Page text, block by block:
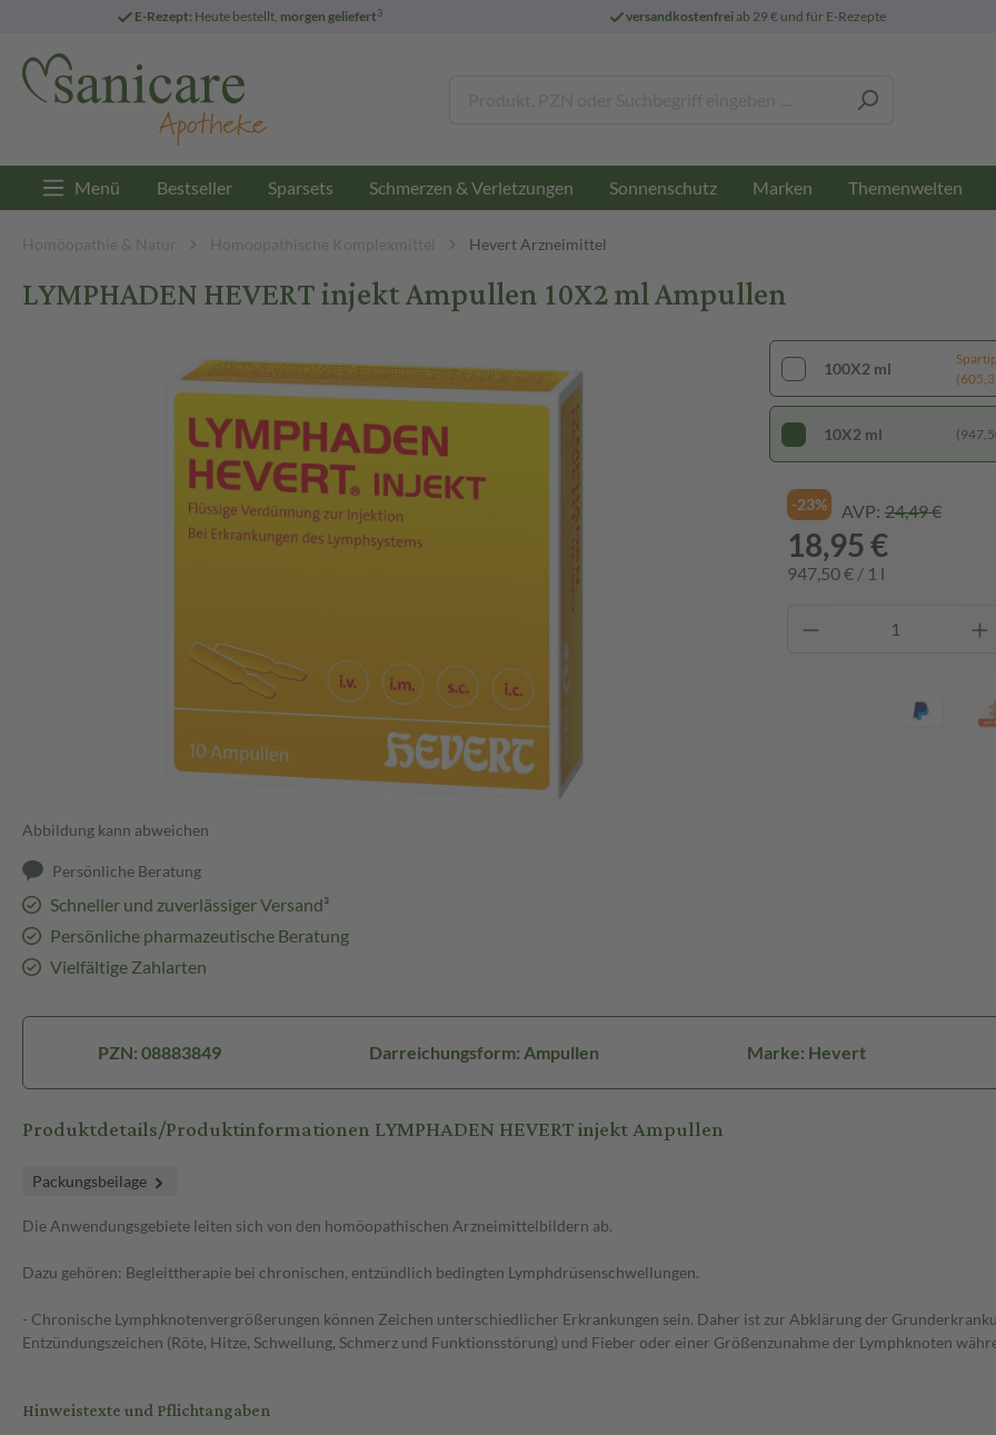
E-Rezept: Heute bestellt, morgen geliefert3 versandkostenfreiab 29 € und für E-Rezepte
Menü Bestseller Sparsets Schmerzen & Verletzungen Sonnenschutz Marken Themenwelten
Homöopathie & Natur Homöopathische Komplexmittel Hevert Arzneimittel
LYMPHADEN HEVERT injekt Ampullen 10X2 ml Ampullen
Abbildung kann abweichen
Persönliche Beratung
Schneller und zuverlässiger Versand³
Persönliche pharmazeutische Beratung
Vielfältige Zahlarten
100X2 ml
10X2 ml
-23% AVP: 24,49 €
18,95 €
947,50 € / 1 l
PZN: 08883849 Darreichungsform: Ampullen Marke: Hevert
Produktdetails/Produktinformationen LYMPHADEN HEVERT injekt Ampullen
Packungsbeilage
Die Anwendungsgebiete leiten sich von den homöopathischen Arzneimittelbildern ab.
Dazu gehören: Begleittherapie bei chronischen, entzündlich bedingten Lymphdrüsenschwellungen.
- Chronische Lymphknotenvergrößerungen können Zeichen unterschiedlicher Erkrankungen sein. Daher ist zur Abklärung der
Entzündungszeichen (Röte, Hitze, Schwellung, Schmerz und Funktionsstörung) und Fieber oder einer Größenzunahme der Lymphknoten
Hinweistexte und Pflichtangaben